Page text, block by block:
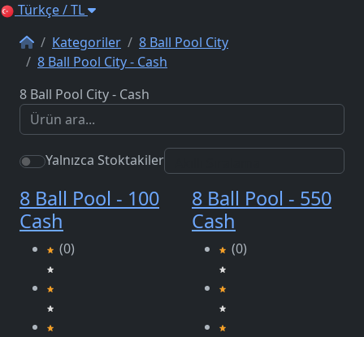
Türkçe / TL
Kategoriler
8 Ball Pool City
8 Ball Pool City - Cash
8 Ball Pool City - Cash
Yalnızca Stoktakiler
8 Ball Pool - 100
Cash
(0)
8 Ball Pool - 550
Cash
(0)